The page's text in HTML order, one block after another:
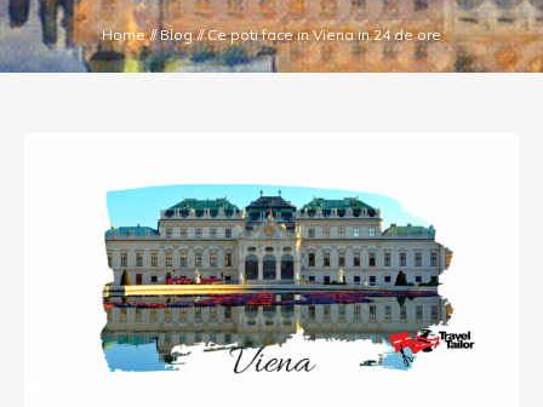
Home //Blog //Ce poti face in Viena in 24 de ore